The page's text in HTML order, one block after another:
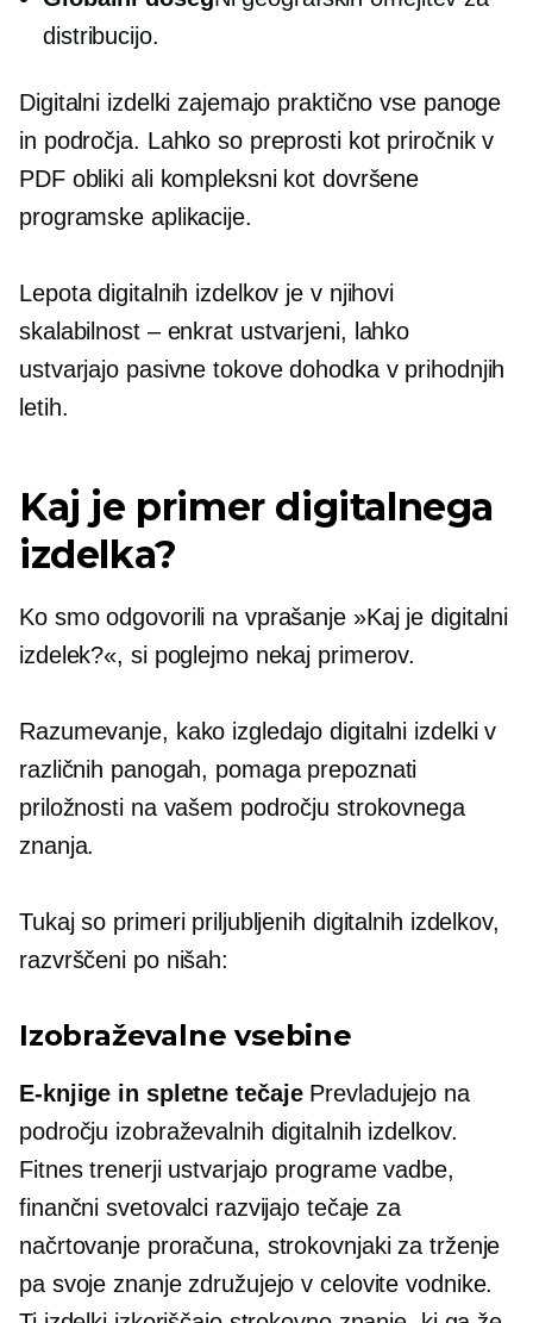
distribucijo.
Digitalni izdelki zajemajo praktično vse panoge
in področja. Lahko so preprosti kot priročnik v
PDF obliki ali kompleksni kot dovršene
programske aplikacije.
Lepota digitalnih izdelkov je v njihovi
skalabilnost – enkratustvarjeni, lahko
ustvarjajo pasivne tokove dohodka v prihodnjih
letih.
Kaj je primer digitalnega
izdelka?
Ko smo odgovorili na vprašanje »Kaj je digitalni
izdelek?«, si poglejmo nekaj primerov.
Razumevanje, kako izgledajo digitalni izdelki v
različnih panogah, pomaga prepoznati
priložnosti na vašem področju strokovnega
znanja.
Tukaj so primeri priljubljenih digitalnih izdelkov,
razvrščeni po nišah:
Izobraževalne vsebine
E-knjige in spletne tečajePrevladujejo na
področju izobraževalnih digitalnih izdelkov.
Fitnes trenerji ustvarjajo programe vadbe,
finančni svetovalci razvijajo tečaje za
načrtovanje proračuna, strokovnjaki za trženje
pa svoje znanje združujejo v celovite vodnike.